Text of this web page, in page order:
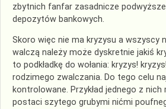
zbytnich fanfar zasadnicze
depozytów bankowych.
Skoro więc nie ma kryzysu a wszyscy
walczą należy może dyskretnie jakiś
to podkładkę do wołania: kryzys!
rodzimego zwalczania. Do tego celu
kontrolowane. Przykład jednego z
postaci szytego grubymi nićmi